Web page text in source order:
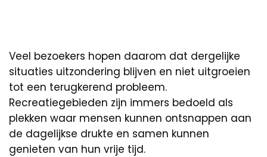
Veel bezoekers hopen daarom dat dergelijke
situaties uitzondering blijven en niet uitgroeien
tot een terugkerend probleem.
Recreatiegebieden zijn immers bedoeld als
plekken waar mensen kunnen ontsnappen aan
de dagelijkse drukte en samen kunnen
genieten van hun vrije tijd.